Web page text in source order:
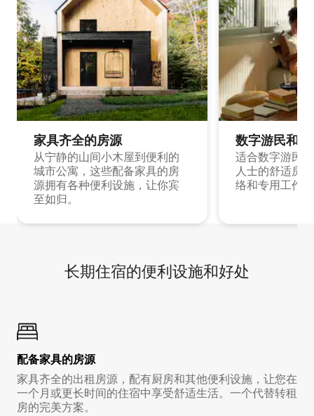
家具齐全的房源
从宁静的山间小木屋到便利的
城市公寓，这些配备家具的房
源拥有各种便利设施，让你宾
至如归。
数字游民和
适合数字游民
人士的舒适房
络和专用工作
长期住宿的便利设施和好处
配备家具的房源
家具齐全的出租房源，配有厨房和其他便利设施，让您在
一个月或更长时间的住宿中享受舒适生活。一个代替转租
房的完美方案。